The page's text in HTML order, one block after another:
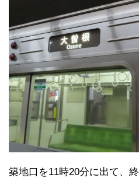
築地口を11時20分に出て、